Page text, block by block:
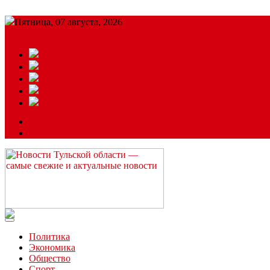
Пятница, 07 августа, 2026
Читайте последние новости дня в Тульской области на сайте
Политика
Экономика
Общество